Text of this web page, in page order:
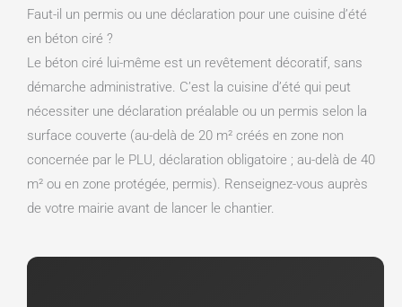
Faut-il un permis ou une déclaration pour une cuisine d’été
en béton ciré ?
Le béton ciré lui-même est un revêtement décoratif, sans
démarche administrative. C’est la cuisine d’été qui peut
nécessiter une déclaration préalable ou un permis selon la
surface couverte (au-delà de 20 m² créés en zone non
concernée par le PLU, déclaration obligatoire ; au-delà de 40
m² ou en zone protégée, permis). Renseignez-vous auprès
de votre mairie avant de lancer le chantier.